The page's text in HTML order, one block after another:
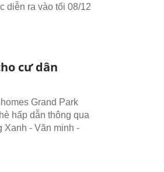
diễn ra vào tối 08/12
cư dân
Grand Park
hấp dẫn thông qua
Xanh - Văn minh -